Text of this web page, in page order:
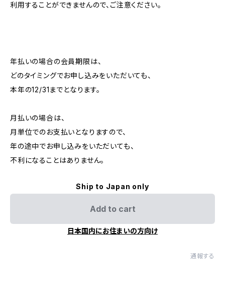
利用することができませんので、ご注意ください。
年払いの場合の会員期限は、
どのタイミングでお申し込みをいただいても、
本年の12/31までとなります。
月払いの場合は、
月単位でのお支払いとなりますので、
年の途中でお申し込みをいただいても、
不利になることはありません。
Ship to Japan only
Add to cart
日本国内にお住まいの方向け
通報する